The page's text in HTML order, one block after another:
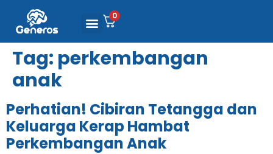
0
Tag: perkembangan
anak
Perhatian! Cibiran Tetangga dan
Keluarga Kerap Hambat
Perkembangan Anak